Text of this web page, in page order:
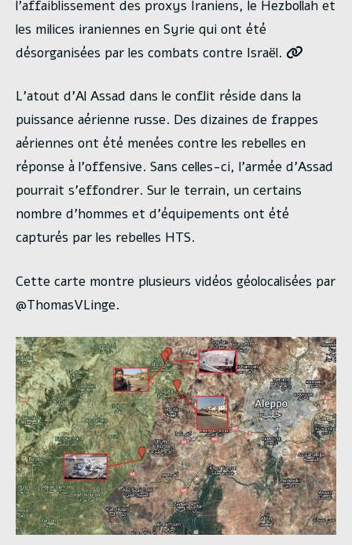
l’affaiblissement des proxys Iraniens, le Hezbollah et
les milices iraniennes en Syrie qui ont été
désorganisées par les combats contre Israël.
L’atout d’Al Assad dans le conflit réside dans la
puissance aérienne russe. Des dizaines de frappes
aériennes ont été menées contre les rebelles en
réponse à l’offensive. Sans celles-ci, l’armée d’Assad
pourrait s’effondrer. Sur le terrain, un certains
nombre d’hommes et d’équipements ont été
capturés par les rebelles HTS.
Cette carte montre plusieurs vidéos géolocalisées par
@ThomasVLinge.